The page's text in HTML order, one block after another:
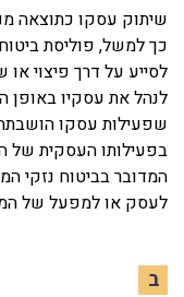
שיתוק עסקו כתוצאה
כך למשל, פוליסת
לסייע על דרך פיצוי
לנהל את עסקיו באופן
שפעילות עסקו הושבתה
בפעילותו העסקית של
המדובר בביטוח נזקי
לעסק או למפעל של
ב